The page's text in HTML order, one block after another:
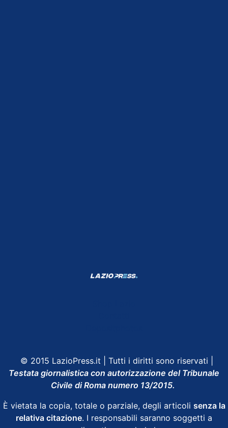
© 2015 LazioPress.it | Tutti i diritti sono riservati |
Testata giornalistica con autorizzazione del Tribunale
Civile di Roma numero 13/2015.
È vietata la copia, totale o parziale, degli articoli senza la
relativa citazione. I responsabili saranno soggetti a